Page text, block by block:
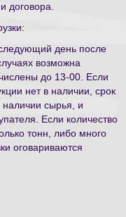
договора.
день после
возможна
до 13-00. Если
нет в наличии, срок
наличии сырья, и
Если количество
тонн, либо много
оговариваются